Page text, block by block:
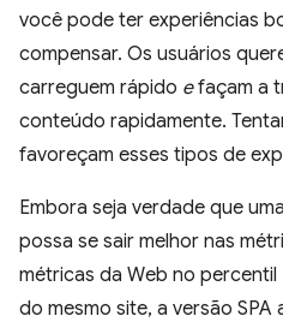
você pode ter experiências
compensar. Os usuários
carreguem rápido efaçam a
conteúdo rapidamente.
favoreçam esses tipos de
Embora seja verdade que
possa se sair melhor nas
métricas da Web no percentil
do mesmo site, a versão